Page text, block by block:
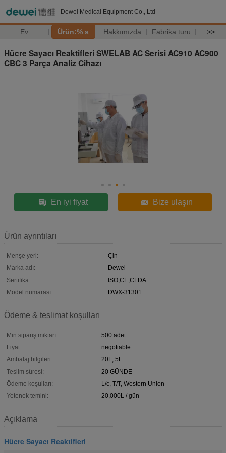
Dewei Medical Equipment Co., Ltd
Ev Ürün:% s Hakkımızda Fabrika turu >>
Hücre Sayacı Reaktifleri SWELAB AC Serisi AC910 AC900
CBC 3 Parça Analiz Cihazı
En iyi fiyat Bize ulaşın
Ürün ayrıntıları
Menşe yeri:
Çin
Marka adı:
Dewei
Sertifika:
ISO,CE,CFDA
Model numarası:
DWX-31301
Ödeme & teslimat koşulları
Min sipariş miktarı:
500 adet
Fiyat:
negotiable
Ambalaj bilgileri:
20L, 5L
Teslim süresi:
20 GÜNDE
Ödeme koşulları:
L/c, T/T, Western Union
Yetenek temini:
20,000L / gün
Açıklama
Hücre Sayacı Reaktifleri